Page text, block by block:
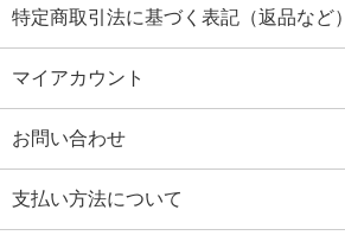
特定商取引法に基づく表記（返品など）
マイアカウント
お問い合わせ
支払い方法について